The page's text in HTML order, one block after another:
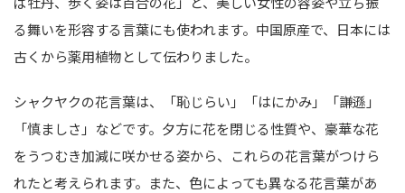
る舞いを形容する言葉にも使われます。中国原産で、日本には
古くから薬用植物として伝わりました。
シャクヤクの花言葉は、「恥じらい」「はにかみ」「謙遜」
「慎ましさ」などです。夕方に花を閉じる性質や、豪華な花
をうつむき加減に咲かせる姿から、これらの花言葉がつけら
れたと考えられます。また、色によっても異なる花言葉があ